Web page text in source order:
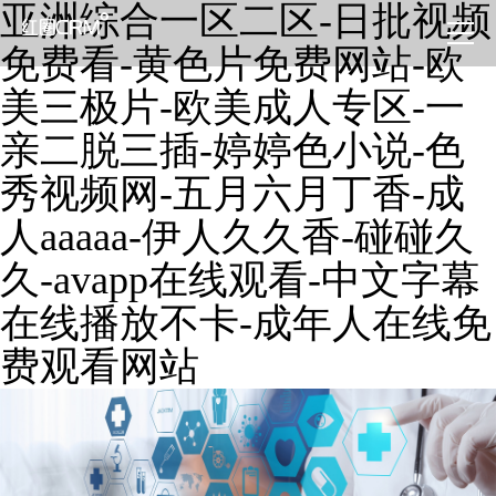
亚洲综合一区二区-日批视频
免费看-黄色片免费网站-欧
美三极片-欧美成人专区-一
亲二脱三插-婷婷色小说-色
秀视频网-五月六月丁香-成
人aaaaa-伊人久久香-碰碰久
久-avapp在线观看-中文字幕
在线播放不卡-成年人在线免
费观看网站